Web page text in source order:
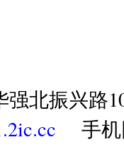
北振兴路
手机